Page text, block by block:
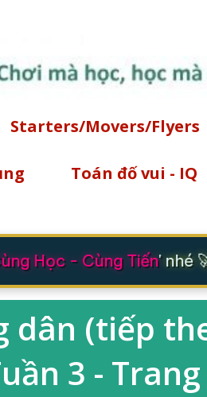
Starters/Movers/Flyers
Toán đố vui - IQ
Học - Cùng Tiến' nhé
dân (tiếp
3 - Trang